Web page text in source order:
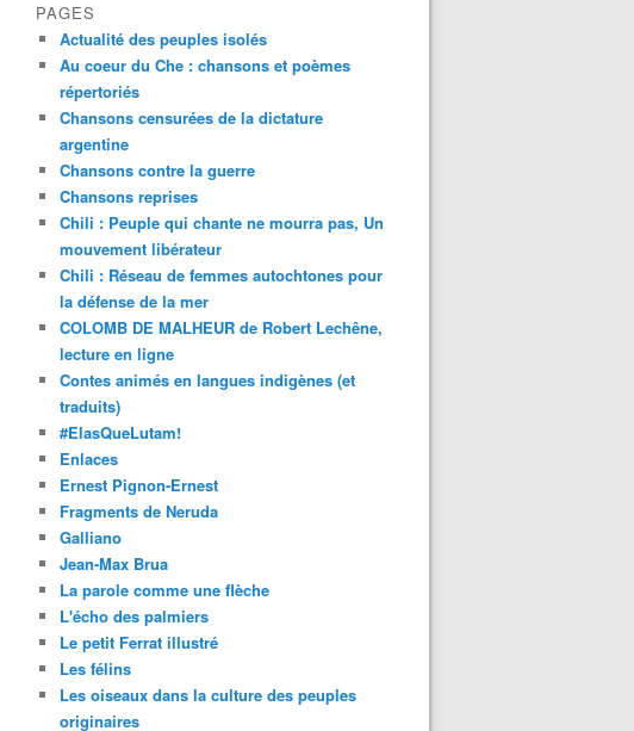
CIDH condena enérgicamente los ataques y asesinatos contra
PAGES
Actualité des peuples isolés
Au coeur du Che : chansons et poèmes
répertoriés
Chansons censurées de la dictature
argentine
Chansons contre la guerre
Chansons reprises
Chili : Peuple qui chante ne mourra pas, Un
mouvement libérateur
Chili : Réseau de femmes autochtones pour
la défense de la mer
COLOMB DE MALHEUR de Robert Lechêne,
lecture en ligne
Contes animés en langues indigènes (et
traduits)
#ElasQueLutam!
Enlaces
Ernest Pignon-Ernest
Fragments de Neruda
Galliano
Jean-Max Brua
La parole comme une flèche
L'écho des palmiers
Le petit Ferrat illustré
Les félins
Les oiseaux dans la culture des peuples
originaires